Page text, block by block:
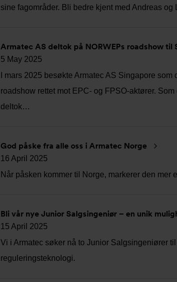
sine fagområder. Bli bedre kjent med Andreas
Armatec AS deltok på NORWEPs roadshow til
5 May 2025
I mars 2025 besøkte Armatec AS Singapore
roadshow rettet mot EPC- og FPSO-aktører.
deltok…
God påske fra alle oss i Armatec Norge
16 April 2025
Når påsken kommer til Norge, markerer den mer
Bli vår nye Junior Salgsingeniør – en unik
15 April 2025
Vi i Armatec søker nå to Junior Salgsingeniører
reguleringsteknologi.